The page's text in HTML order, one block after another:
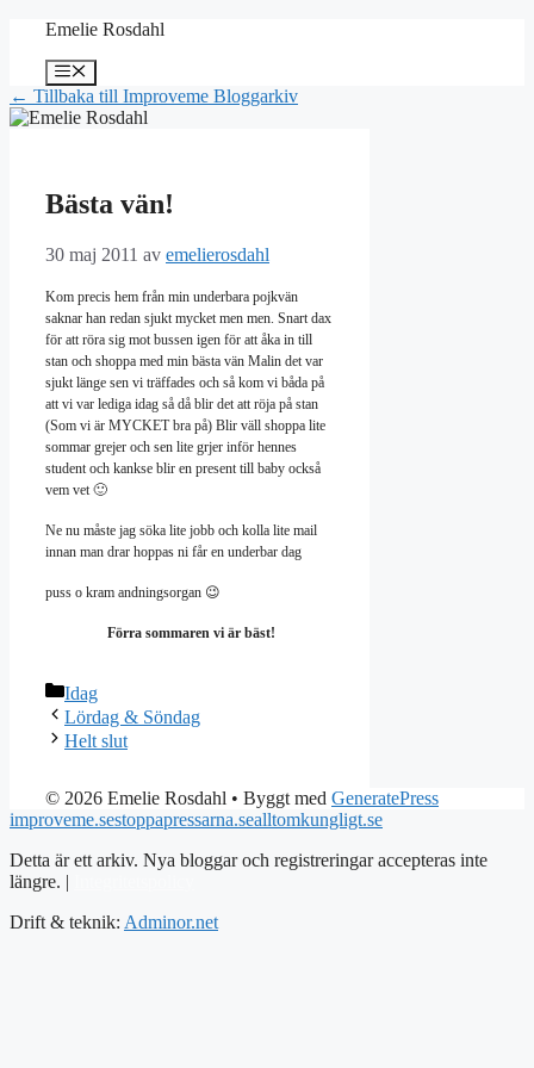
Hoppa
innehåll
Emelie Rosdahl
Meny
← Tillbaka till Improveme Bloggarkiv
Bästa vän!
30 maj 2011 av emelierosdahl
Kom precis hem från min underbara pojkvän
saknar han redan sjukt mycket men men. Snart dax
för att röra sig mot bussen igen för att åka in till
stan och shoppa med min bästa vän Malin det var
sjukt länge sen vi träffades och så kom vi båda på
att vi var lediga idag så då blir det att röja på stan
(Som vi är MYCKET bra på) Blir väll shoppa lite
sommar grejer och sen lite grjer inför hennes
student och kankse blir en present till baby också
vem vet 🙂
Ne nu måste jag söka lite jobb och kolla lite mail
innan man drar hoppas ni får en underbar dag
puss o kram andningsorgan 😉
Förra sommaren vi är bäst!
Kategorier
Idag
Lördag & Söndag
Helt slut
© 2026 Emelie Rosdahl • Byggt med GeneratePress
improveme.sestoppapressarna.sealltomkungligt.se
Detta är ett arkiv. Nya bloggar och registreringar accepteras inte
längre. |
Drift & teknik: Adminor.net